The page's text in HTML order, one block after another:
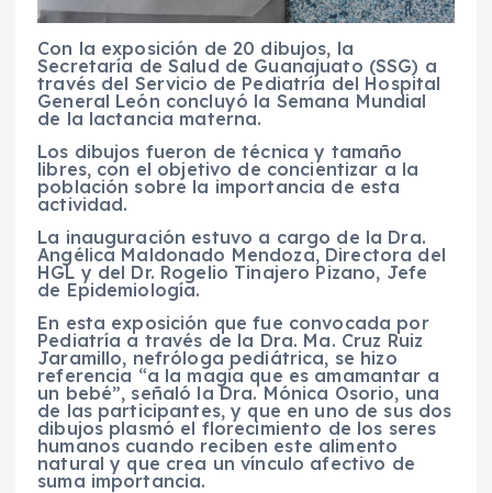
Con la exposición de 20 dibujos, la
Secretaría de Salud de Guanajuato (SSG) a
través del Servicio de Pediatría del Hospital
General León concluyó la Semana Mundial
de la lactancia materna.
Los dibujos fueron de técnica y tamaño
libres, con el objetivo de concientizar a la
población sobre la importancia de esta
actividad.
La inauguración estuvo a cargo de la Dra.
Angélica Maldonado Mendoza, Directora del
HGL y del Dr. Rogelio Tinajero Pizano, Jefe
de Epidemiología.
En esta exposición que fue convocada por
Pediatría a través de la Dra. Ma. Cruz Ruiz
Jaramillo, nefróloga pediátrica, se hizo
referencia “a la magia que es amamantar a
un bebé”, señaló la Dra. Mónica Osorio, una
de las participantes, y que en uno de sus dos
dibujos plasmó el florecimiento de los seres
humanos cuando reciben este alimento
natural y que crea un vínculo afectivo de
suma importancia.